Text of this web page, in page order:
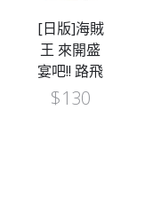
[日版]海賊
王 來開盛
宴吧!! 路飛
$130